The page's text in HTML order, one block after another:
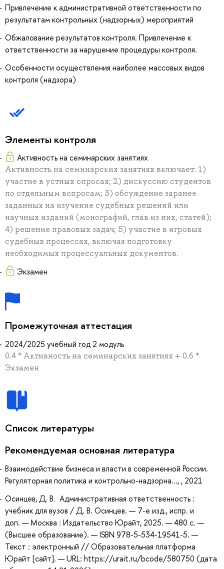
Привлечение к административной ответственности по
результатам контрольных (надзорных) мероприятий
Обжалование результатов контроля. Привлечение к
ответственности за нарушение процедуры контроля.
Особенности осуществления наиболее массовых видов
контроля (надзора)
Элементы контроля
Активность на семинарских занятиях
Активность на семинарских занятиях включает: 1)
участие в устных опросах; 2) дискуссию студентов
по отдельным вопросам; 3) обсуждение заранее
заданных на изучение судебных решений или
научных изданий (монографий, глав из них, статей);
4) решение правовых задач; 5) участие в игровых
судебных процессах, включая подготовку
необходимых процессуальных документов.
Экзамен
Промежуточная аттестация
2024/2025 учебный год 2 модуль
0.4 * Активность на семинарских занятиях + 0.6 *
Экзамен
Список литературы
Рекомендуемая основная литература
Взаимодействие бизнеса и власти в современной России.
Регуляторная политика и контрольно-надзорна..., , 2021
Осинцев, Д. В. Административная ответственность :
учебник для вузов / Д. В. Осинцев. — 7-е изд., испр. и
доп. — Москва : Издательство Юрайт, 2025. — 480 с. —
(Высшее образование). — ISBN 978-5-534-19541-5. —
Текст : электронный // Образовательная платформа
Юрайт [сайт]. — URL: https://urait.ru/bcode/580750 (дата